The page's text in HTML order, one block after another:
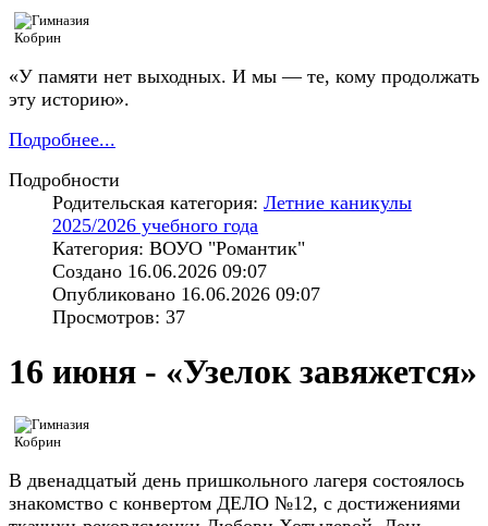
«У памяти нет выходных. И мы — те, кому продолжать
эту историю».
Подробнее...
Подробности
Родительская категория: Летние каникулы
2025/2026 учебного года
Категория: ВОУО "Романтик"
Создано 16.06.2026 09:07
Опубликовано 16.06.2026 09:07
Просмотров: 37
16 июня - «Узелок завяжется»
В двенадцатый день пришкольного лагеря состоялось
знакомство с конвертом ДЕЛО №12, с достижениями